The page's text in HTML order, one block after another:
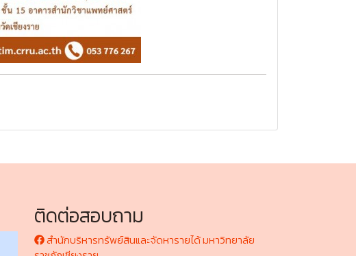
ติดต่อสอบถาม
สำนักบริหารทรัพย์สินและจัดหารายได้ มหาวิทยาลัย